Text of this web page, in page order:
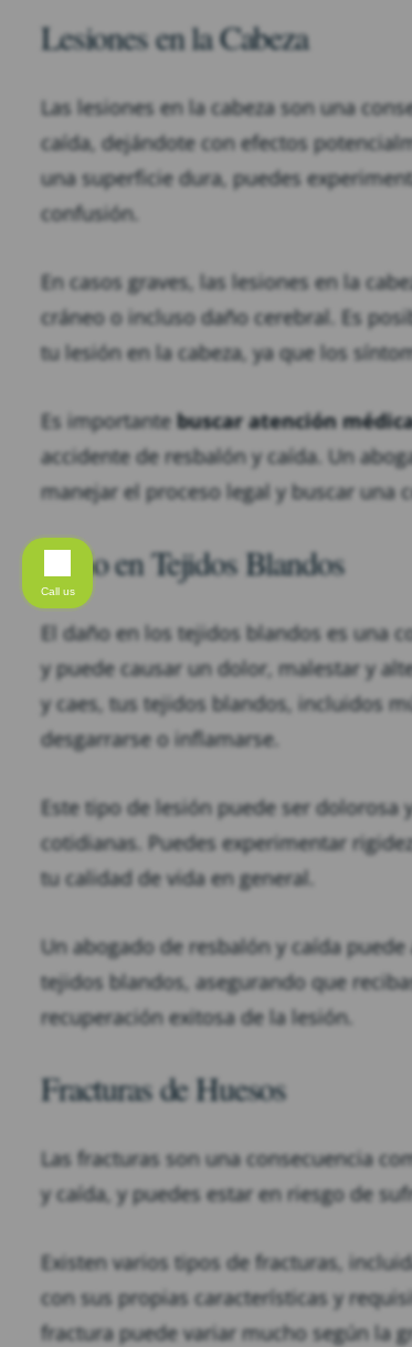
Lesiones en la Cabeza
Las lesiones en la cabeza son una
caída, dejándote con efectos
una superficie dura, puedes
confusión.
En casos graves, las lesiones en la
cráneo o incluso daño cerebral. Es
tu lesión en la cabeza, ya que los
Es importante buscar atención
accidente de resbalón y caída. Un
manejar el proceso legal y buscar una
Daño en Tejidos Blandos
El daño en los tejidos blandos es una
y puede causar un dolor, malestar y
y caes, tus tejidos blandos, incluidos
desgarrarse o inflamarse.
Este tipo de lesión puede ser
cotidianas. Puedes experimentar
tu calidad de vida en general.
Un abogado de resbalón y caída
tejidos blandos, asegurando que
recuperación exitosa de la lesión.
Fracturas de Huesos
Las fracturas son una consecuencia
y caída, y puedes estar en riesgo de
Existen varios tipos de fracturas,
con sus propias características y
fractura puede variar mucho según la
Call us